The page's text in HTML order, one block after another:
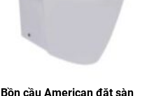
Bồn cầu American đặt sàn